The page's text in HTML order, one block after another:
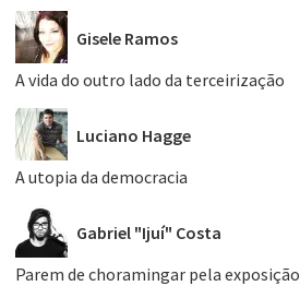
Gisele Ramos
A vida do outro lado da terceirização
Luciano Hagge
A utopia da democracia
Gabriel "Ijuí" Costa
Parem de choramingar pela exposição